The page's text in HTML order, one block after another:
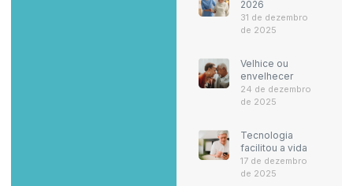
2026
31 de dezembro
de 2025
Velhice ou
envelhecer
24 de dezembro
de 2025
Tecnologia
facilitou a vida
17 de dezembro
de 2025